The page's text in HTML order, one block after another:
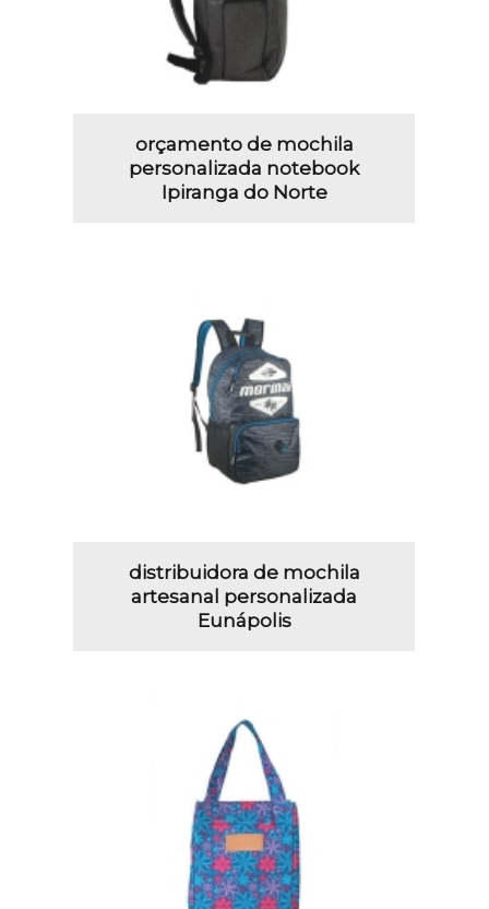
orçamento de mochila
personalizada notebook
Ipiranga do Norte
distribuidora de mochila
artesanal personalizada
Eunápolis